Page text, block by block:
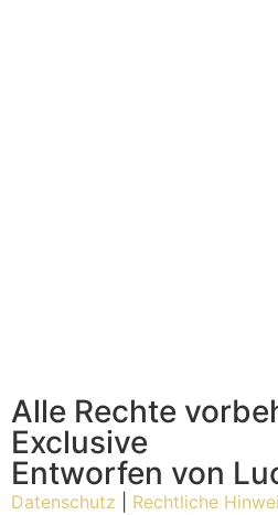
Alle Rechte
Exclusive
Entworfen von
Datenschutz Rechtliche